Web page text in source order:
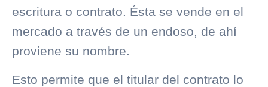
escritura o contrato. Ésta se vende en el
mercado a través de un endoso, de ahí
proviene su nombre.
Esto permite que el titular del contrato lo